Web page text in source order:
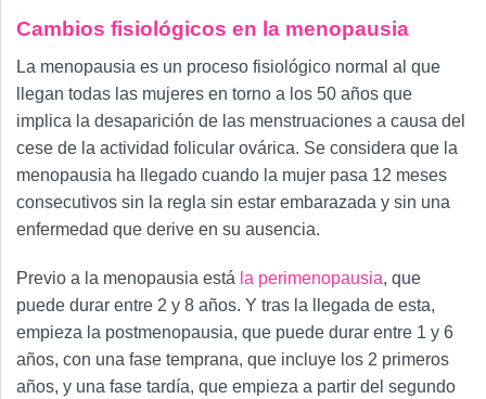
Cambios fisiológicos en la menopausia
La menopausia es un proceso fisiológico normal al que
llegan todas las mujeres en torno a los 50 años que
implica la desaparición de las menstruaciones a causa del
cese de la actividad folicular ovárica. Se considera que la
menopausia ha llegado cuando la mujer pasa 12 meses
consecutivos sin la regla sin estar embarazada y sin una
enfermedad que derive en su ausencia.
Previo a la menopausia está la perimenopausia, que
puede durar entre 2 y 8 años. Y tras la llegada de esta,
empieza la postmenopausia, que puede durar entre 1 y 6
años, con una fase temprana, que incluye los 2 primeros
años, y una fase tardía, que empieza a partir del segundo